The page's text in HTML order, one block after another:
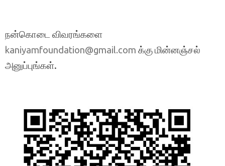
நன்கொடை விவரங்களை
kaniyamfoundation@gmail.com க்கு மின்னஞ்சல்
அனுப்புங்கள்.